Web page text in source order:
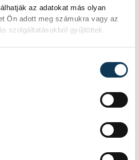
az adatokat más olyan
Ön adott meg számukra vagy az
szolgáltatásokból gyűjtöttek.
van, olyasmit